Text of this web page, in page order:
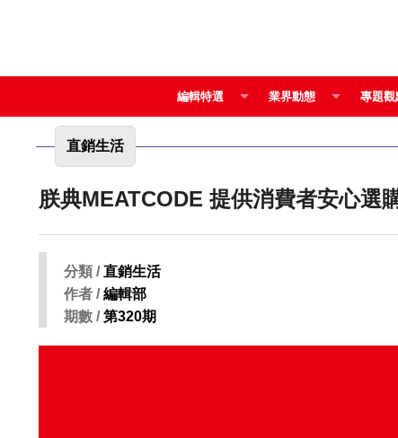
編輯特選 業界動態 專題觀
直銷生活
朕典MEATCODE 提供消費者安心選
分類 /直銷生活
作者 /編輯部
期數 /第320期